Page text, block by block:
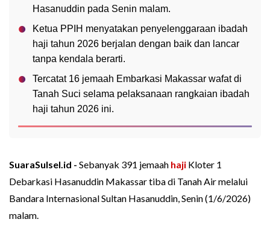
Hasanuddin pada Senin malam.
Ketua PPIH menyatakan penyelenggaraan ibadah
haji tahun 2026 berjalan dengan baik dan lancar
tanpa kendala berarti.
Tercatat 16 jemaah Embarkasi Makassar wafat di
Tanah Suci selama pelaksanaan rangkaian ibadah
haji tahun 2026 ini.
SuaraSulsel.id - Sebanyak 391 jemaah haji Kloter 1
Debarkasi Hasanuddin Makassar tiba di Tanah Air melalui
Bandara Internasional Sultan Hasanuddin, Senin (1/6/2026)
malam.